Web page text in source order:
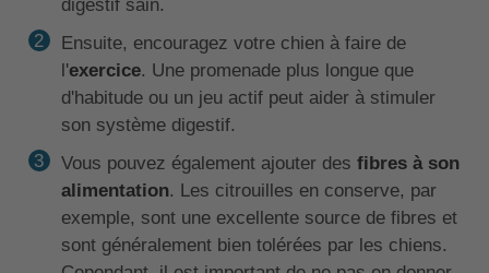
digestif sain.
Ensuite, encouragez votre chien à faire de
l'exercice. Une promenade plus longue que
d'habitude ou un jeu actif peut aider à stimuler
son système digestif.
Vous pouvez également ajouter des fibres à son
alimentation. Les citrouilles en conserve, par
exemple, sont une excellente source de fibres et
sont généralement bien tolérées par les chiens.